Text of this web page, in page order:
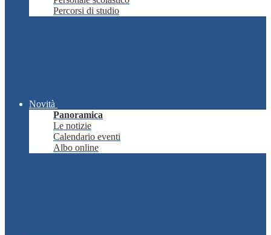
Percorsi di studio
Novità
Panoramica
Le notizie
Calendario eventi
Albo online